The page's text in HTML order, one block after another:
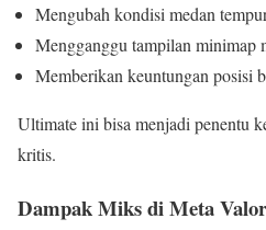
Mengubah kondisi medan
Mengganggu tampilan minimap
Memberikan keuntungan posisi
Ultimate ini bisa menjadi penentu
kritis.
Dampak Miks di Meta